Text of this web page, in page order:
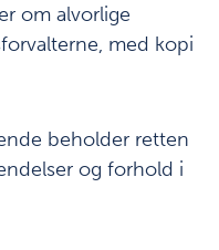
om alvorlige
med kopi
beholder retten
og forhold i